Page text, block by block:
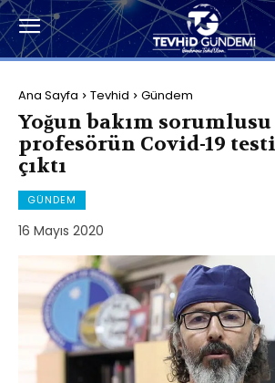
Ana Sayfa Tevhid Gündem
Yoğun bakım sorumlusu
profesörün Covid-19
çıktı
GÜNDEM
16 Mayıs 2020